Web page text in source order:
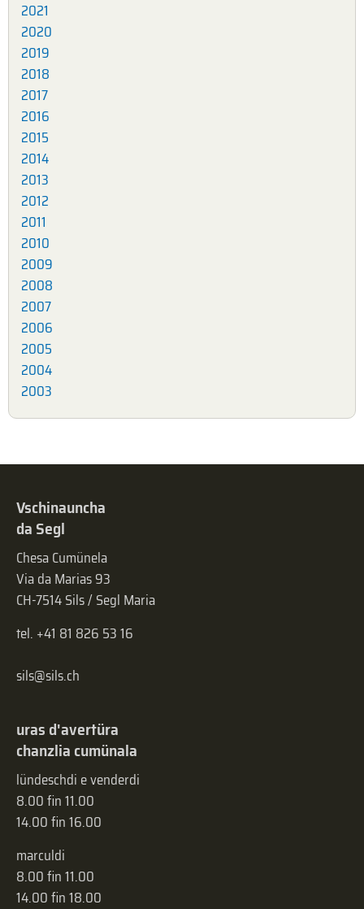
2021
2020
2019
2018
2017
2016
2015
2014
2013
2012
2011
2010
2009
2008
2007
2006
2005
2004
2003
Vschinauncha
da Segl
Chesa Cumünela
Via da Marias 93
CH-7514 Sils / Segl Maria
tel. +41 81 826 53 16
sils@sils.ch
uras d'avertüra
chanzlia cumünala
lündeschdi e venderdi
8.00 fin 11.00
14.00 fin 16.00
marculdi
8.00 fin 11.00
14.00 fin 18.00